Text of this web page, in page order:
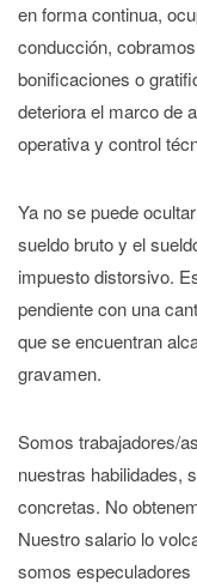
en forma continua,
conducción,
bonificaciones o
deteriora el marco de
operativa y control
Ya no se puede
sueldo bruto y el
impuesto distorsivo.
pendiente con una
que se encuentran
gravamen.
Somos trabajadores/
nuestras habilidades,
concretas. No
Nuestro salario lo
somos especuladores